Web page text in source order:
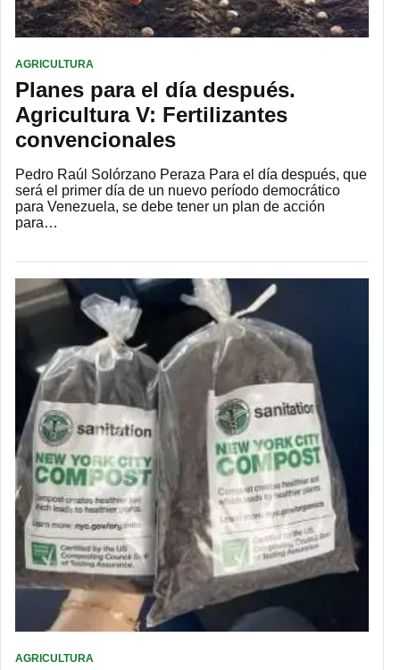
AGRICULTURA
Planes para el día después.
Agricultura V: Fertilizantes
convencionales
Pedro Raúl Solórzano Peraza Para el día después, que
será el primer día de un nuevo período democrático
para Venezuela, se debe tener un plan de acción
para…
AGRICULTURA